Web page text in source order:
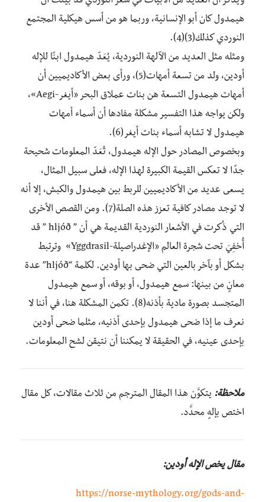
هيمدول كان أبو الإنسانية، وربما هو من أسس هيكلية المجتمع
النوردي كذلك(3)(4).
ومثله مثل العديد من الآلهة النوردية، يُعَدّ هيمدول ابنًا للإله
أودين، ولد من تسعة أمهات(5)، ورأى بعض الأكاديميين أن
أمهات هيمدول التسعة هن بنات عملاق البحر «أيغر-Aegi»،
ولكن يواجه هذا التفسير مشكلة مفادها أن أسماء أمهات
هيمدول لا تشابه أسماء بنات أيغر(6).
وبخصوص المصادر حول الإله هيمدول، تُعَدّ المعلومات شحيحة
جدًا لا تعكس القيمة الكبيرة لهذا الإله، فعلى سبيل المثال،
يسعى عديد من الأكاديميين للربط بين هيمدول والكبش، إلا أنه
لا توجد مصادر كافية تعزز هذه الصلة(7). ومن القصص الأخرى
التي ذُكرت في الأشعار النوردية القديمة هي أن ” hljóð ” قد
أُخفِيَ تحت شجرة العالم «الإغدراصيلة-Yggdrasil» وترتبط
بشكل أو بآخر بالعين التي ضحى بها أودين. لكلمة “hljóð” عدة
معانٍ من بينها: سمع هيمدول، أو بوقه، أو سمع هيمدول
المتجسد بصورة مادية بأذنه(8). تكمن المشكلة هنا، في أننا ﻻ
نعرف ما إذا ضحى هيمدول بإحدى أذنيه، مثلما ضحى أودين
بإحدى عينيه، في الحقيقة لا يمكننا أن نتيقن لشح المعلومات.
ملاحظة: يتكوَّن هذا المقال المترجم من ثلاث مقالات، كل مقال
اختص بإلهٍ محدَّد.
مقال يخص الإله أودين:
https://norse-mythology.org/gods-and-